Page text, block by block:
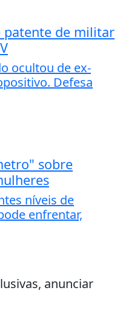
patente de militar
ocultou de ex-
Defesa
sobre
níveis de
enfrentar,
anunciar